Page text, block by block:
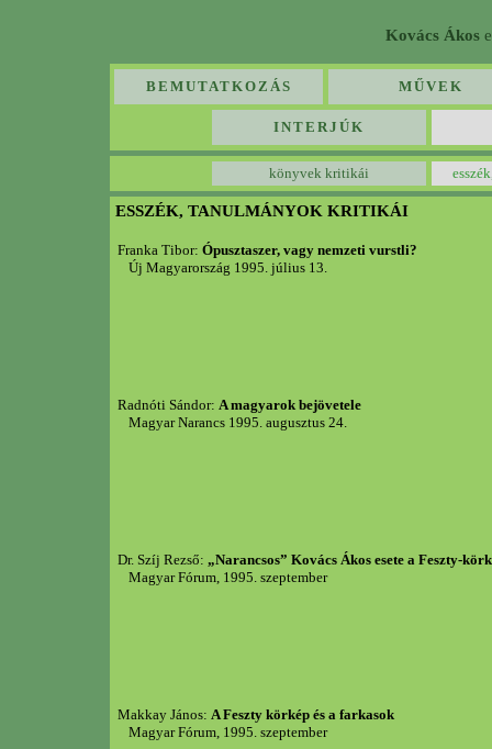
Kovács Ákos
BEMUTATKOZÁS MŰVEK
INTERJÚK
könyvek kritikái
ESSZÉK, TANULMÁNYOK KRITIKÁI
Franka Tibor: Ópusztaszer, vagy nemzeti vurstli?
Új Magyarország 1995. július 13.
Radnóti Sándor: A magyarok bejövetele
Magyar Narancs 1995. augusztus 24.
Dr. Szíj Rezső: „Narancsos” Kovács Ákos esete a Feszty-
Magyar Fórum, 1995. szeptember
Makkay János: A Feszty körkép és a farkasok
Magyar Fórum, 1995. szeptember